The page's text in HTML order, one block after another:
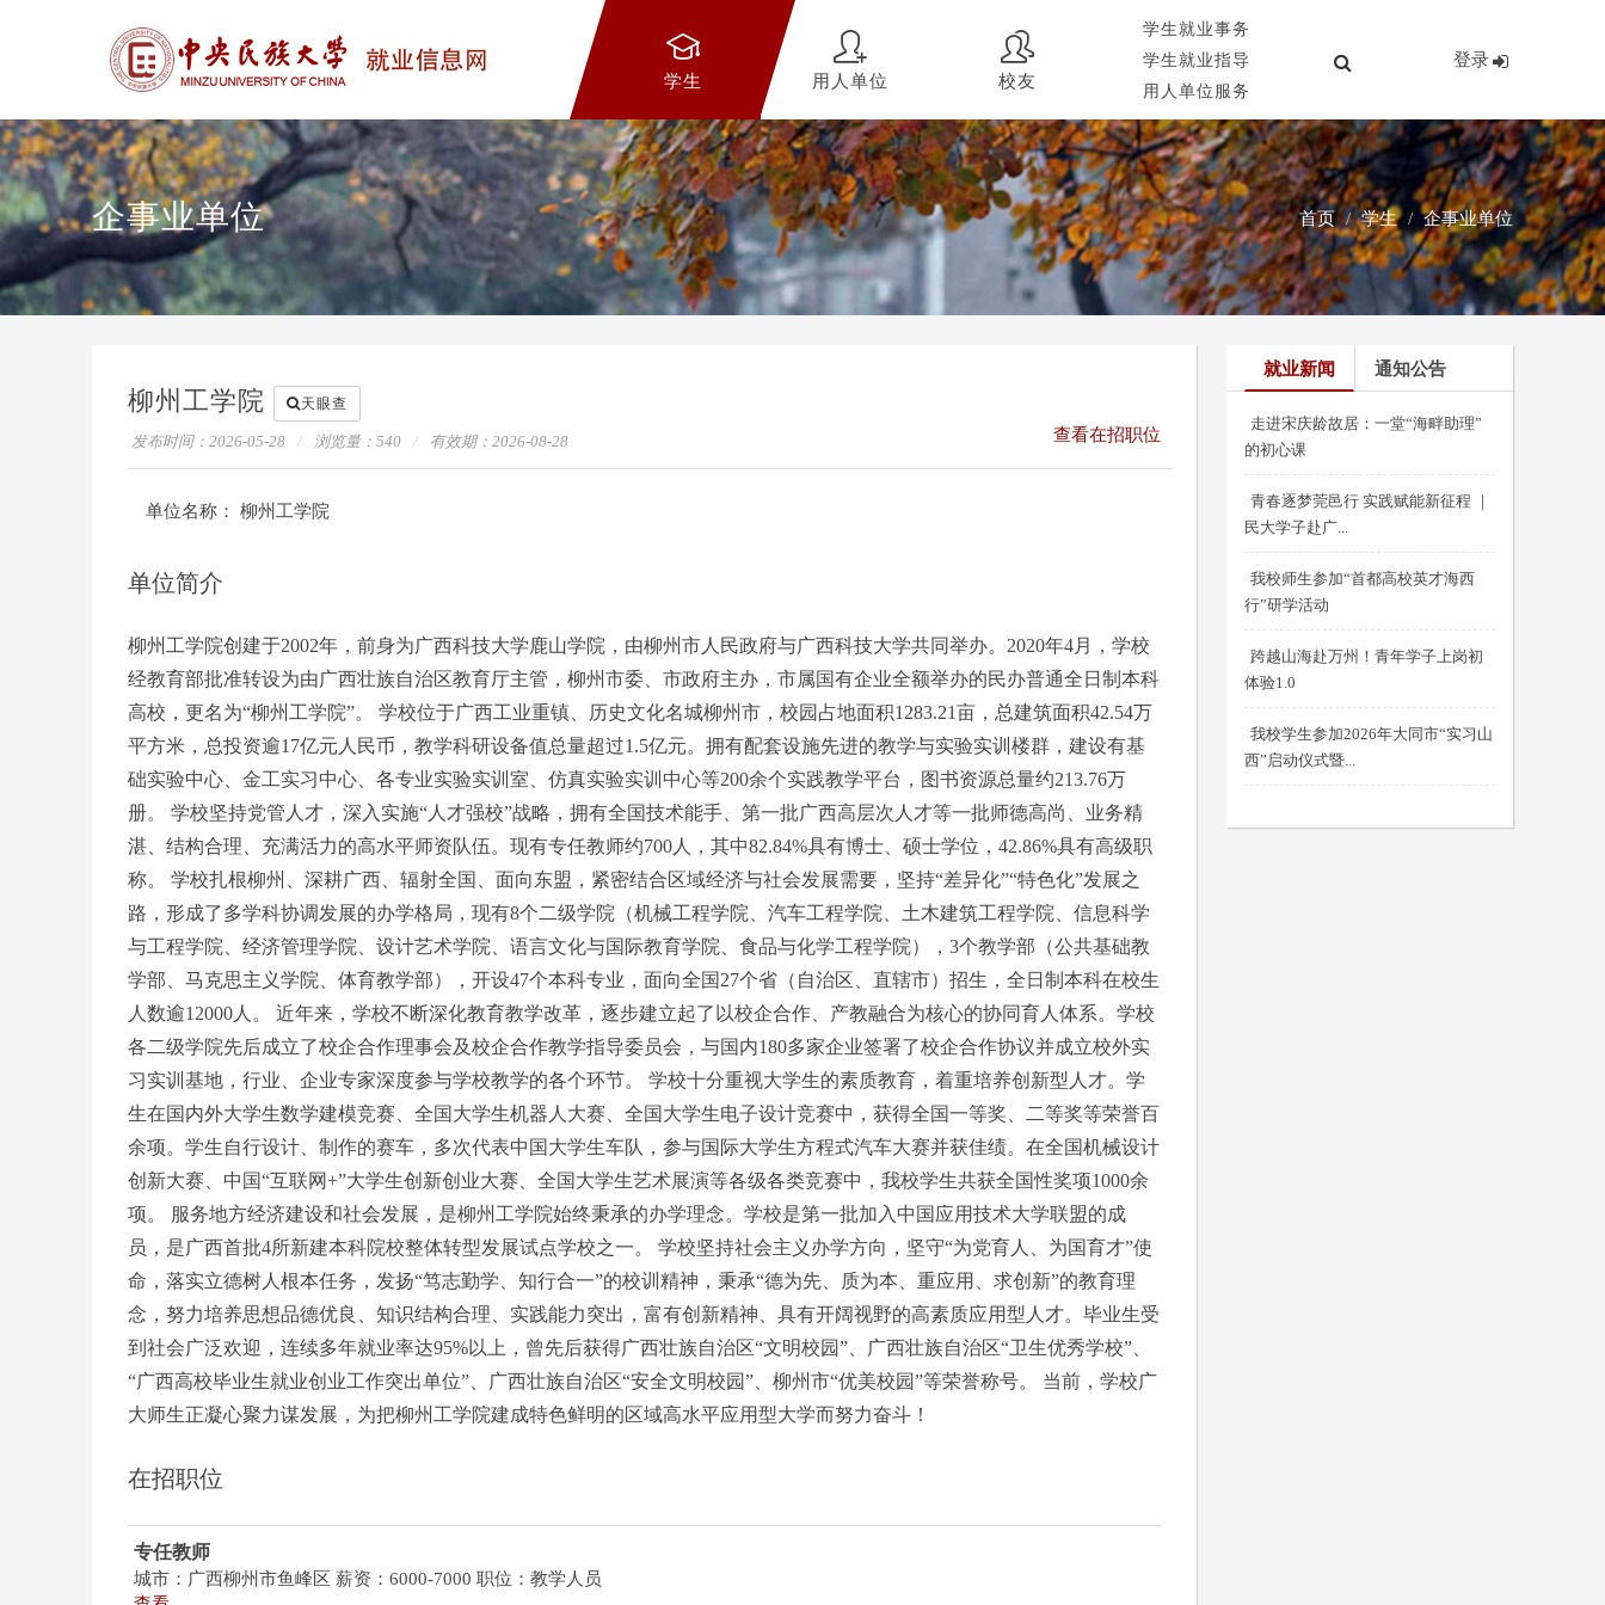
学生 用人单位 校友
学生就业事务
学生就业指导
用人单位服务
登录
企事业单位 首页 学生 企事业单位
柳州工学院 天眼查
查看在招职位
发布时间：2026-05-28 浏览量： 540 有效期： 2026-08-28
单位名称： 柳州工学院
单位简介
柳州工学院创建于2002年，前身为广西科技大学鹿山学院，由柳州市人民政府与广西科技大学共同举办。2020年4月，学校
经教育部批准转设为由广西壮族自治区教育厅主管，柳州市委、市政府主办，市属国有企业全额举办的民办普通全日制本科
高校，更名为“柳州工学院”。 学校位于广西工业重镇、历史文化名城柳州市，校园占地面积1283.21亩，总建筑面积42.54万
平方米，总投资逾17亿元人民币，教学科研设备值总量超过1.5亿元。拥有配套设施先进的教学与实验实训楼群，建设有基
础实验中心、金工实习中心、各专业实验实训室、仿真实验实训中心等200余个实践教学平台，图书资源总量约213.76万
册。 学校坚持党管人才，深入实施“人才强校”战略，拥有全国技术能手、第一批广西高层次人才等一批师德高尚、业务精
湛、结构合理、充满活力的高水平师资队伍。现有专任教师约700人，其中82.84%具有博士、硕士学位，42.86%具有高级职
称。 学校扎根柳州、深耕广西、辐射全国、面向东盟，紧密结合区域经济与社会发展需要，坚持“差异化”“特色化”发展之
路，形成了多学科协调发展的办学格局，现有8个二级学院（机械工程学院、汽车工程学院、土木建筑工程学院、信息科学
与工程学院、经济管理学院、设计艺术学院、语言文化与国际教育学院、食品与化学工程学院），3个教学部（公共基础教
学部、马克思主义学院、体育教学部），开设47个本科专业，面向全国27个省（自治区、直辖市）招生，全日制本科在校生
人数逾12000人。 近年来，学校不断深化教育教学改革，逐步建立起了以校企合作、产教融合为核心的协同育人体系。学校
各二级学院先后成立了校企合作理事会及校企合作教学指导委员会，与国内180多家企业签署了校企合作协议并成立校外实
习实训基地，行业、企业专家深度参与学校教学的各个环节。 学校十分重视大学生的素质教育，着重培养创新型人才。学
生在国内外大学生数学建模竞赛、全国大学生机器人大赛、全国大学生电子设计竞赛中，获得全国一等奖、二等奖等荣誉百
余项。学生自行设计、制作的赛车，多次代表中国大学生车队，参与国际大学生方程式汽车大赛并获佳绩。在全国机械设计
创新大赛、中国“互联网+”大学生创新创业大赛、全国大学生艺术展演等各级各类竞赛中，我校学生共获全国性奖项1000余
项。 服务地方经济建设和社会发展，是柳州工学院始终秉承的办学理念。学校是第一批加入中国应用技术大学联盟的成
员，是广西首批4所新建本科院校整体转型发展试点学校之一。 学校坚持社会主义办学方向，坚守“为党育人、为国育才”使
命，落实立德树人根本任务，发扬“笃志勤学、知行合一”的校训精神，秉承“德为先、质为本、重应用、求创新”的教育理
念，努力培养思想品德优良、知识结构合理、实践能力突出，富有创新精神、具有开阔视野的高素质应用型人才。毕业生受
到社会广泛欢迎，连续多年就业率达95%以上，曾先后获得广西壮族自治区“文明校园”、广西壮族自治区“卫生优秀学校”、
“广西高校毕业生就业创业工作突出单位”、广西壮族自治区“安全文明校园”、柳州市“优美校园”等荣誉称号。 当前，学校广
大师生正凝心聚力谋发展，为把柳州工学院建成特色鲜明的区域高水平应用型大学而努力奋斗！
在招职位
专任教师
城市：广西柳州市鱼峰区 薪资：6000-7000 职位：教学人员
就业新闻 通知公告
走进宋庆龄故居：一堂“海畔助理”
的初心课
青春逐梦莞邑行 实践赋能新征程 ｜
民大学子赴广...
我校师生参加“首都高校英才海西
行”研学活动
跨越山海赴万州！青年学子上岗初
体验1.0
我校学生参加2026年大同市“实习山
西”启动仪式暨...